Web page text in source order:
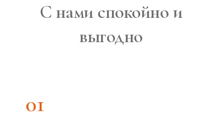
С нами спокойно и
выгодно
01